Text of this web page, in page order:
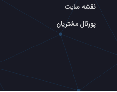
نقشه سایت
پورتال مشتریان